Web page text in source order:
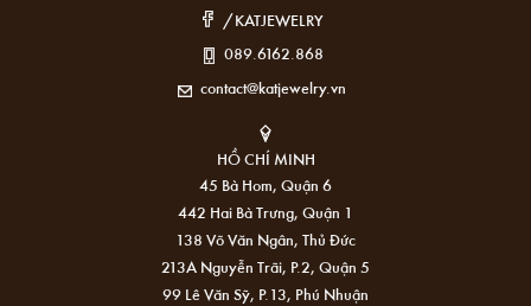
/KATJEWELRY
089.6162.868
contact@katjewelry.vn
HỒ CHÍ MINH
45 Bà Hom, Quận 6
442 Hai Bà Trưng, Quận 1
138 Võ Văn Ngân, Thủ Đức
213A Nguyễn Trãi, P.2, Quận 5
99 Lê Văn Sỹ, P.13, Phú Nhuận